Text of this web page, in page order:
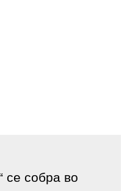
се собра во